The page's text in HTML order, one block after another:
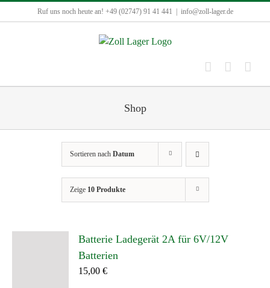
Inhalt
Ruf uns noch heute an! +49 (02747) 91 41 441 info@zoll-lager.de
Shop
Sortieren nach Datum
Zeige 10 Produkte
Batterie Ladegerät 2A für 6V/12V
Batterien
15,00€